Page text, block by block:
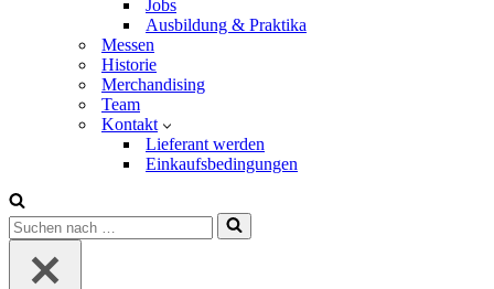
Jobs
Ausbildung & Praktika
Messen
Historie
Merchandising
Team
Kontakt
Lieferant werden
Einkaufsbedingungen
Suchen
nach …